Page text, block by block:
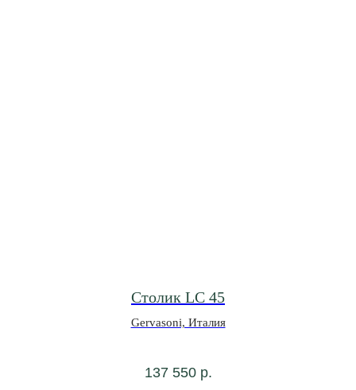
Столик LC 45
Gervasoni, Италия
137 550 р.